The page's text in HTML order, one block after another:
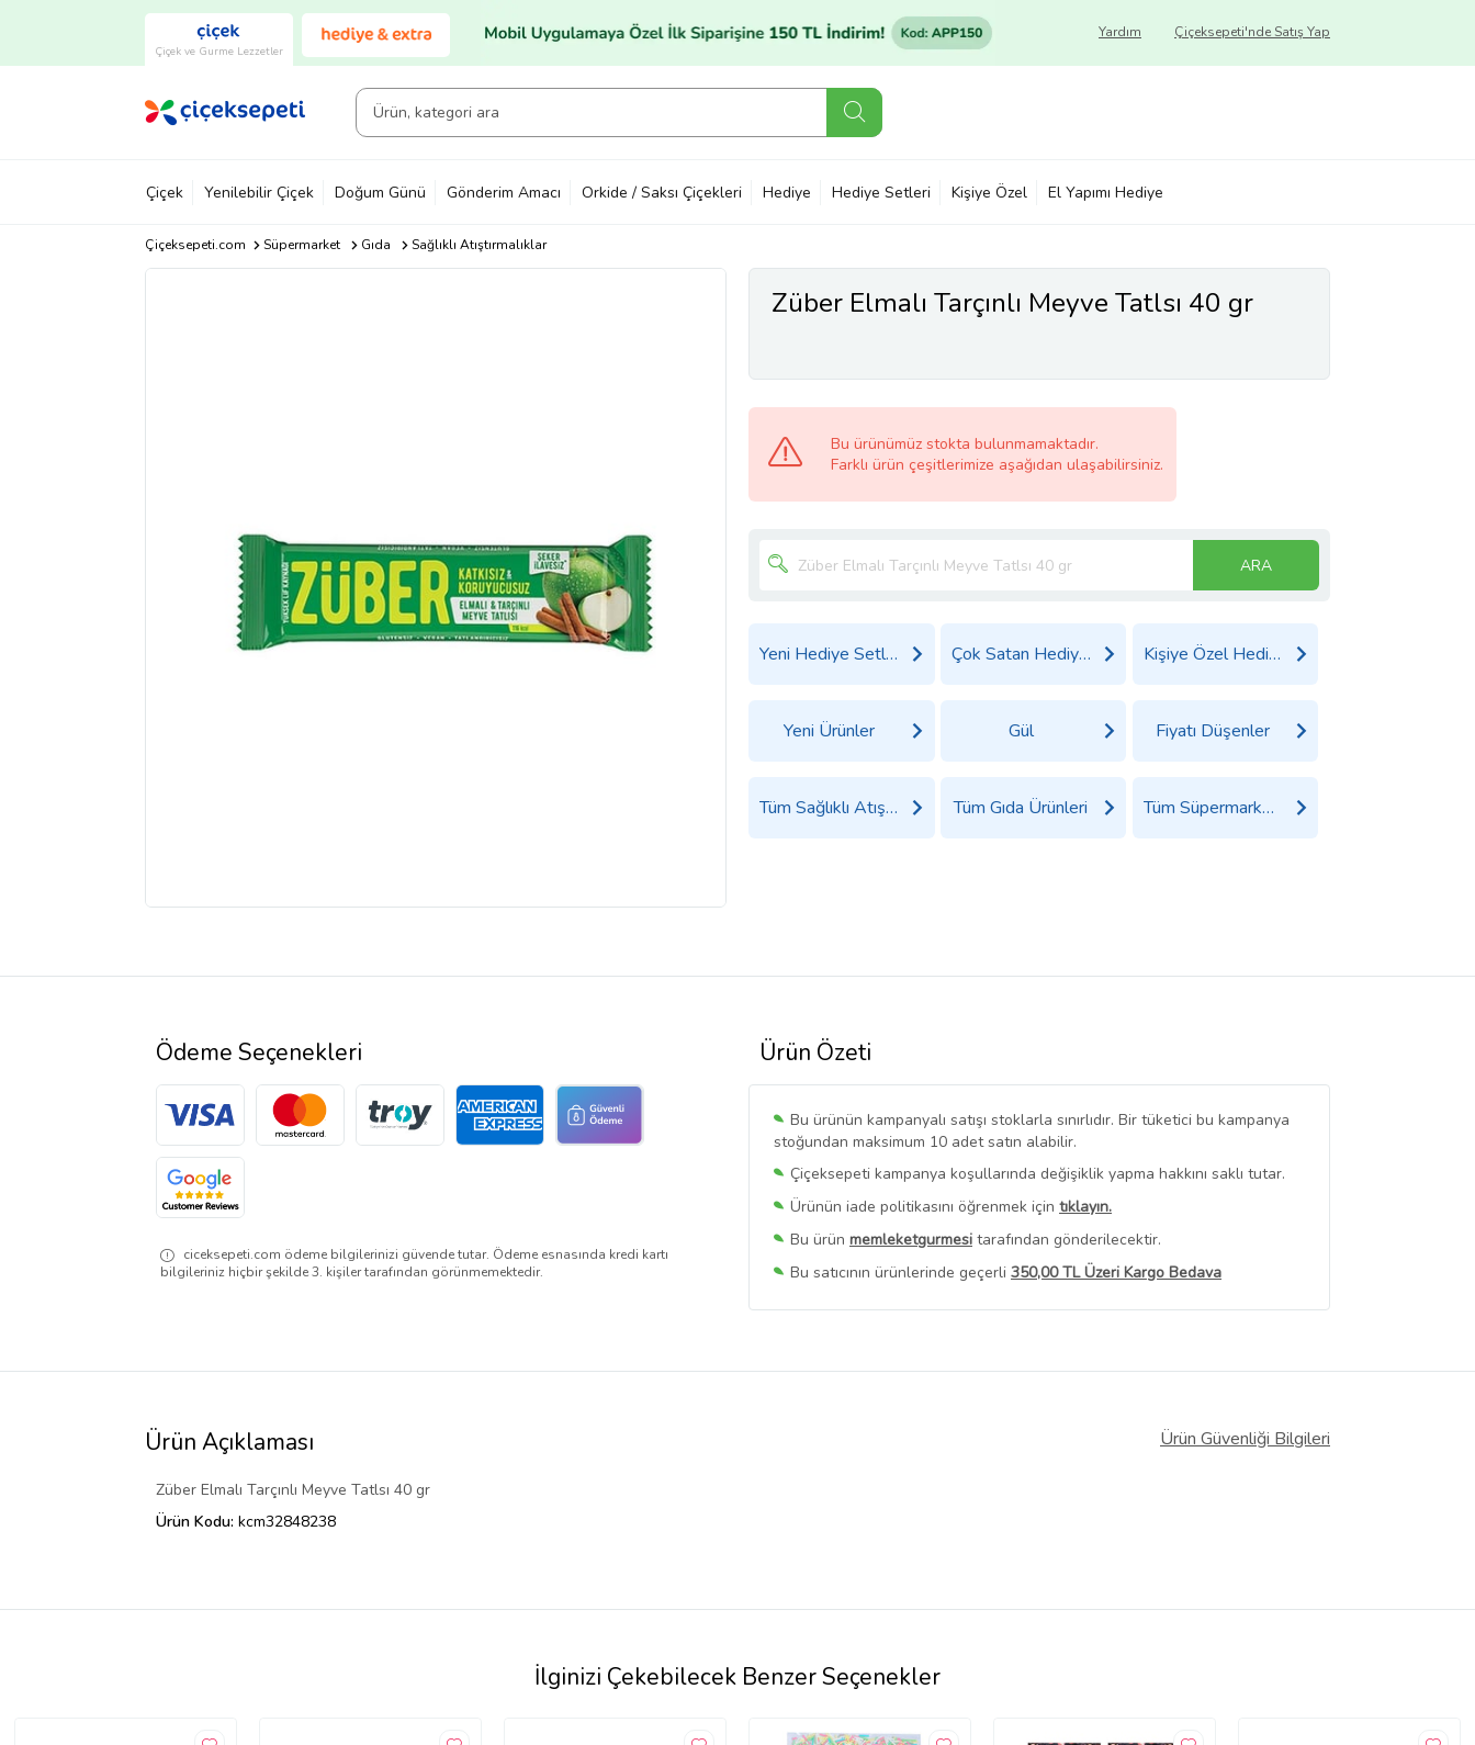
Çiçek ve Gurme Lezzetler
Çiçeksepeti'nde Satış Yap
Yardım
Çiçek Yenilebilir Çiçek Doğum Günü Gönderim Amacı Orkide / Saksı Çiçekleri Hediye Hediye Setleri Kişiye Özel El Yapımı Hediye
Çiçeksepeti.com Süpermarket Gıda Sağlıklı Atıştırmalıklar
Züber Elmalı Tarçınlı Meyve Tatlsı 40 gr
Bu ürünümüz stokta bulunmamaktadır.
Farklı ürün çeşitlerimize aşağıdan ulaşabilirsiniz.
ARA
Yeni Hediye Setleri Çok Satan Hediyeler Kişiye Özel Hediyeler
Yeni Ürünler Gül Fiyatı Düşenler
Tüm Sağlıklı Atıştırmalıklar Ürünleri Tüm Gıda Ürünleri Tüm Süpermarket Ürünleri
Ürün Özeti
Bu ürünün kampanyalı satışı stoklarla sınırlıdır. Bir tüketici bu kampanya
stoğundan maksimum 10 adet satın alabilir.
Çiçeksepeti kampanya koşullarında değişiklik yapma hakkını saklı tutar.
Ürünün iade politikasını öğrenmek için tıklayın.
Bu ürün memleketgurmesi tarafından gönderilecektir.
Bu satıcının ürünlerinde geçerli 350,00 TL Üzeri Kargo Bedava
Bu SatıcınınTüm Ürünlerini Görüntüle
Ödeme Seçenekleri
ciceksepeti.com ödeme bilgilerinizi güvende tutar. Ödeme esnasında kredi kartı
bilgileriniz hiçbir şekilde 3. kişiler tarafından görünmemektedir.
Ürün Açıklaması Ürün Güvenliği Bilgileri
Züber Elmalı Tarçınlı Meyve Tatlsı 40 gr
Ürün Kodu: kcm32848238
İlginizi Çekebilecek Benzer Seçenekler